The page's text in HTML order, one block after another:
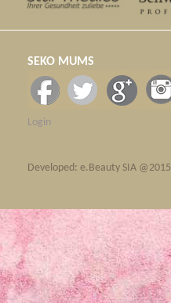
SEKO MUMS
Login
Developed: e.Beauty SIA @2015